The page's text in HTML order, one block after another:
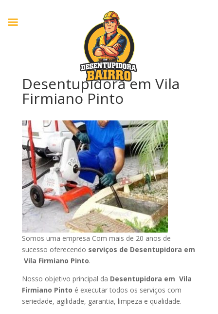
Desentupidora em Vila
Firmiano Pinto
Somos uma empresa Com mais de 20 anos de
sucesso oferecendo serviços de Desentupidora em
Vila Firmiano Pinto.
Nosso objetivo principal da Desentupidora em Vila
Firmiano Pinto é executar todos os serviços com
seriedade, agilidade, garantia, limpeza e qualidade.